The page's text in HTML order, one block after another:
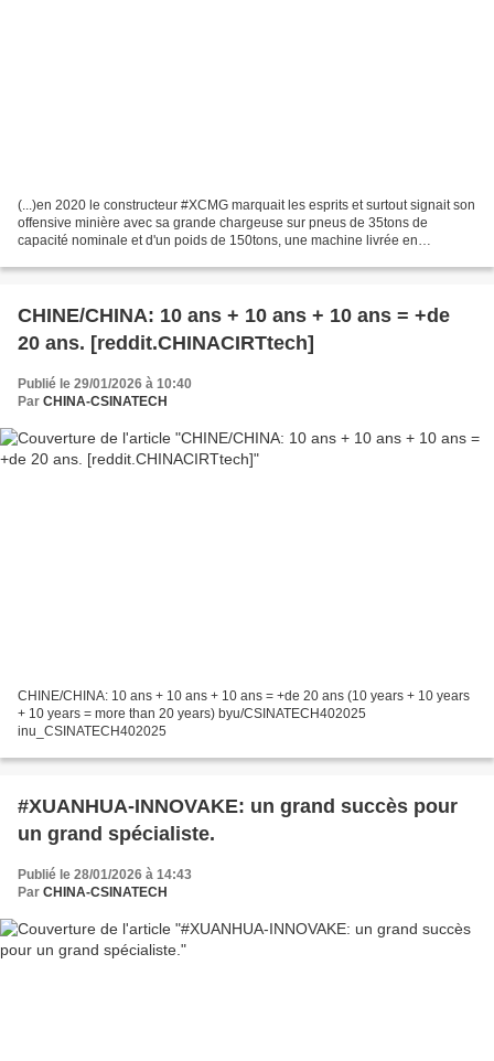
(...)en 2020 le constructeur #XCMG marquait les esprits et surtout signait son
offensive minière avec sa grande chargeuse sur pneus de 35tons de
capacité nominale et d'un poids de 150tons, une machine livrée en
CHINE/CHINA: 10 ans + 10 ans + 10 ans = +de
20 ans. [reddit.CHINACIRTtech]
Publié le 29/01/2026 à 10:40
Par CHINA-CSINATECH
CHINE/CHINA: 10 ans + 10 ans + 10 ans = +de 20 ans (10 years + 10 years
+ 10 years = more than 20 years) byu/CSINATECH402025
inu_CSINATECH402025
#XUANHUA-INNOVAKE: un grand succès pour
un grand spécialiste.
Publié le 28/01/2026 à 14:43
Par CHINA-CSINATECH